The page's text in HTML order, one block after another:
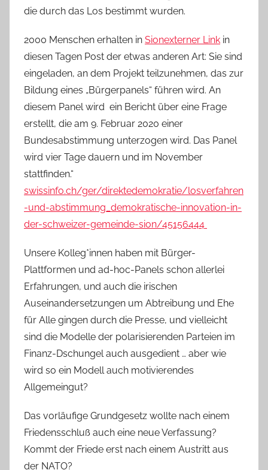
die durch das Los bestimmt wurden.
2000 Menschen erhalten in Sionexterner Link in
diesen Tagen Post der etwas anderen Art: Sie sind
eingeladen, an dem Projekt teilzunehmen, das zur
Bildung eines „Bürgerpanels“ führen wird. An
diesem Panel wird ein Bericht über eine Frage
erstellt, die am 9. Februar 2020 einer
Bundesabstimmung unterzogen wird. Das Panel
wird vier Tage dauern und im November
stattfinden.“
swissinfo.ch/ger/direktedemokratie/losverfahren
-und-abstimmung_demokratische-innovation-in-
der-schweizer-gemeinde-sion/45156444
Unsere Kolleg*innen haben mit Bürger-
Plattformen und ad-hoc-Panels schon allerlei
Erfahrungen, und auch die irischen
Auseinandersetzungen um Abtreibung und Ehe
für Alle gingen durch die Presse, und vielleicht
sind die Modelle der polarisierenden Parteien im
Finanz-Dschungel auch ausgedient … aber wie
wird so ein Modell auch motivierendes
Allgemeingut?
Das vorläufige Grundgesetz wollte nach einem
Friedensschluß auch eine neue Verfassung?
Kommt der Friede erst nach einem Austritt aus
der NATO?